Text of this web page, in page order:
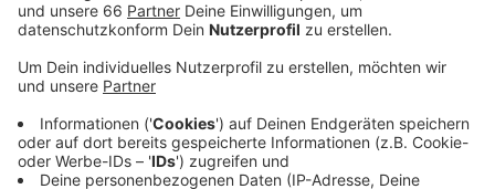
Veröffentlicht:Freitag, 21.02.2020 14:48
Anzeige
Autofahrer sollten unbedingt auf die eingerichteten
Haltverbote entlang des Zugweges achten -